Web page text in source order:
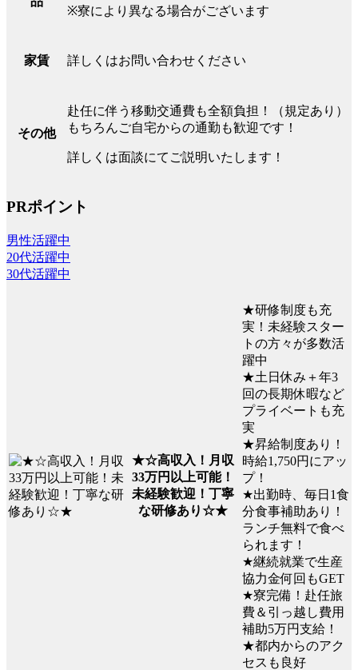
※寮により異なる場合がございます
家賃 詳しくはお問い合わせください
その他
赴任に伴う移動交通費も全額負担！（規定あり）
もちろんご自宅からの通勤も歓迎です！
詳しくは面談にてご説明いたします！
PRポイント
男性活躍中
20代活躍中
30代活躍中
★☆高収入！月収
33万円以上可能！
未経験歓迎！丁寧
な研修あり☆★
★研修制度も充
実！未経験スター
トの方々が多数活
躍中
★土日休み＋年3
回の長期休暇など
プライベートも充
実
★昇給制度あり！
時給1,750円にアッ
プ！
★出勤時、毎日1食
分食事補助あり！
ランチ無料で食べ
られます！
★継続就業で生産
協力金何回もGET
★寮完備！赴任旅
費＆引っ越し費用
補助5万円支給！
★都内からのアク
セスも良好